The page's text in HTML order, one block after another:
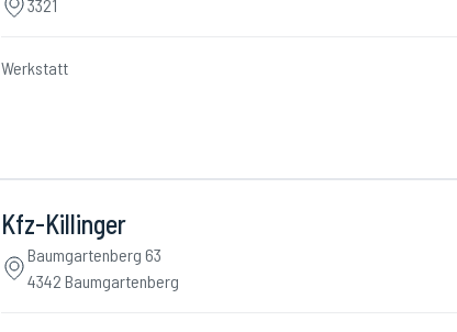
3321
Werkstatt
Kfz-Killinger
Baumgartenberg 63
4342 Baumgartenberg